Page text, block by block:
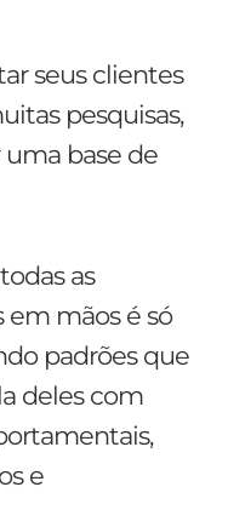
seus clientes
pesquisas,
base de
as
em mãos é só
padrões que
deles com
e